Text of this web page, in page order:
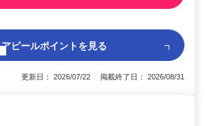
アピールポイントを見る
更新日： 2026/07/22 掲載終了日： 2026/08/31